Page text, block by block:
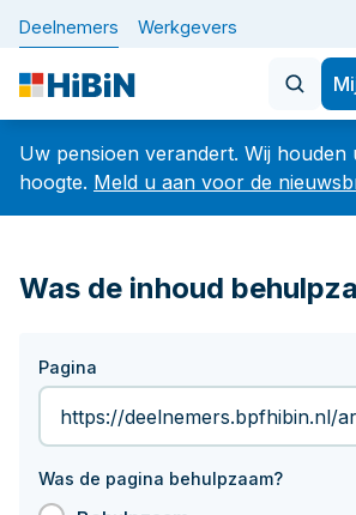
Deelnemers Werkgevers
Nieuws
De
Uw
BELANGRIJK: let op
De nieuwe
Nieuwsbrief
Uw pensioen verandert. Wij houden
hoogte. Meld u aan voor de
Was de inhoud
Pagina
Was de pagina behulpzaam?